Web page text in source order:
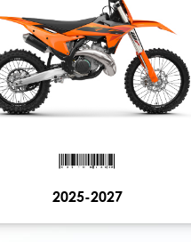
2025-2027